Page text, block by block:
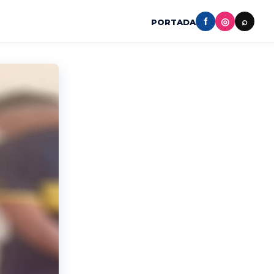
PORTADA f ◎ ⌕